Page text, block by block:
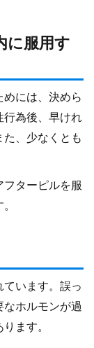
に服用す
には、決めら
行為後、早けれ
、少なくとも
ターピルを服
います。誤っ
ホルモンが過
ます。